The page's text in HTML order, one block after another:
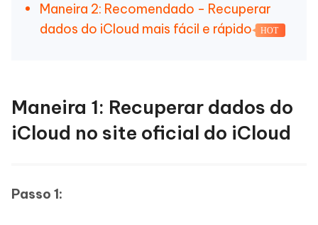
Maneira 2: Recomendado - Recuperar
dados do iCloud mais fácil e rápido
HOT
Maneira 1: Recuperar dados do
iCloud no site oficial do iCloud
Passo 1: